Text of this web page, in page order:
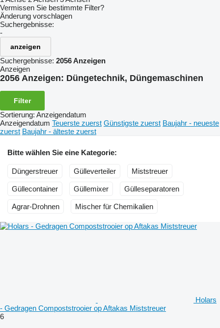
Vermissen Sie bestimmte Filter?
Änderung vorschlagen
Suchergebnisse:
-
anzeigen
Suchergebnisse: 2056 Anzeigen
Anzeigen
2056 Anzeigen: Düngetechnik, Düngemaschinen
Filter
Sortierung: Anzeigendatum
Anzeigendatum Teuerste zuerst Günstigste zuerst Baujahr - neueste
zuerst Baujahr - älteste zuerst
Bitte wählen Sie eine Kategorie:
Düngerstreuer Gülleverteiler Miststreuer
Güllecontainer Güllemixer Gülleseparatoren
Agrar-Drohnen Mischer für Chemikalien
Holars
- Gedragen Compoststrooier op Aftakas Miststreuer
6